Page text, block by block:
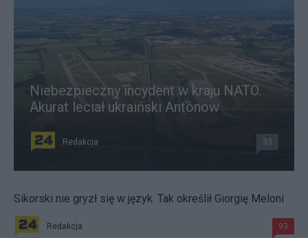
Niebezpieczny incydent w kraju NATO.
Akurat leciał ukraiński Antonow
Redakcja 33
Sikorski nie gryzł się w język. Tak określił Giorgię Meloni
Redakcja 93